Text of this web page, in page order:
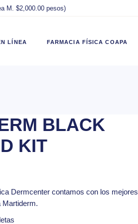
M. $2,000.00 pesos)
LÍNEA FARMACIA FÍSICA COAPA
de
BLACK
KIT
Dermcenter contamos con los mejores
Martiderm.